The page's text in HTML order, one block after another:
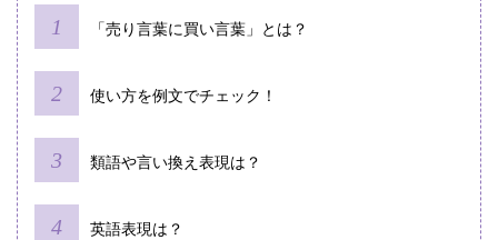
「売り言葉に買い言葉」とは？
使い方を例文でチェック！
類語や言い換え表現は？
英語表現は？